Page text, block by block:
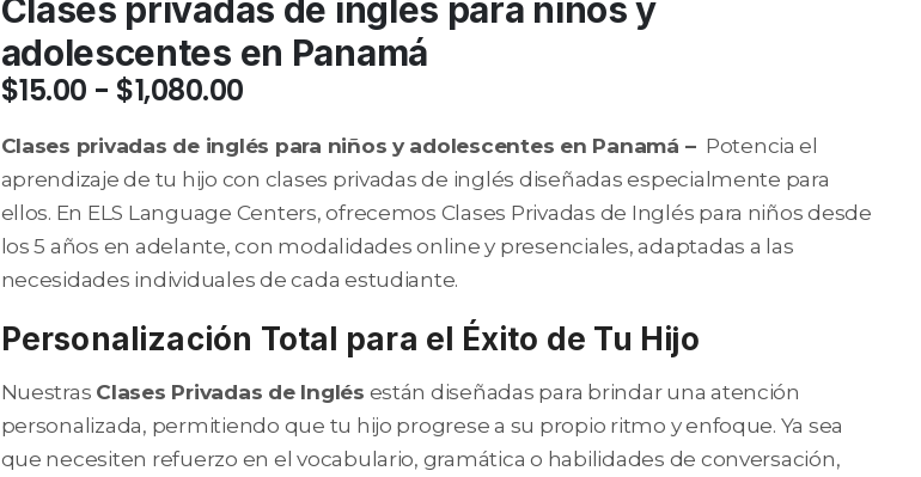
Clases privadas de inglés para niños y
adolescentes en Panamá
$15.00 - $1,080.00Rango
precios:
desde
$15.00
hasta
$1,080.00
Clases privadas de inglés para niños y adolescentes en Panamá – Potencia el
aprendizaje de tu hijo con clases privadas de inglés diseñadas especialmente para
ellos. En ELS Language Centers, ofrecemos Clases Privadas de Inglés para niños desde
los 5 años en adelante, con modalidades online y presenciales, adaptadas a las
necesidades individuales de cada estudiante.
Personalización Total para el Éxito de Tu Hijo
Nuestras Clases Privadas de Inglés están diseñadas para brindar una atención
personalizada, permitiendo que tu hijo progrese a su propio ritmo y enfoque. Ya sea
que necesiten refuerzo en el vocabulario, gramática o habilidades de conversación,